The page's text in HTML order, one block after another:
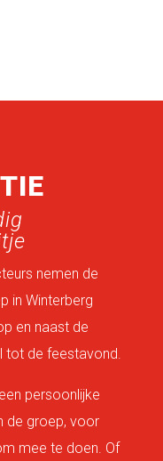
nemen de
in Winterberg
en naast de
tot de feestavond.
persoonlijke
de groep, voor
mee te doen. Of